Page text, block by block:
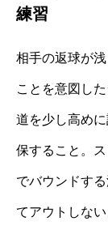
練習
相手の返球が
ことを意図し
道を少し高め
保すること。
でバウンドす
てアウトしな